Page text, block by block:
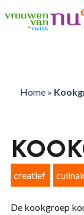
Home»
creatief
De kookgroep